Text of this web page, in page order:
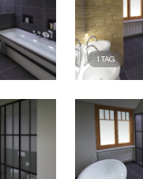
1TAG